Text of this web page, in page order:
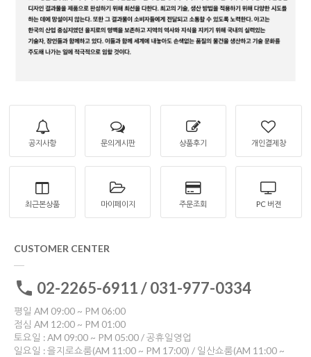
공지사항 문의게시판 상품후기 개인결제창
최근본상품 마이페이지 주문조회 PC 버젼
CUSTOMER CENTER
02-2265-6911 / 031-977-0334
평일 AM 09:00 ~ PM 06:00
점심 AM 12:00 ~ PM 01:00
토요일 : AM 09:00 ~ PM 05:00 / 공휴일영업
일요일 : 을지로쇼룸(AM 11:00 ~ PM 17:00) / 일산쇼룸(AM 11:00 ~